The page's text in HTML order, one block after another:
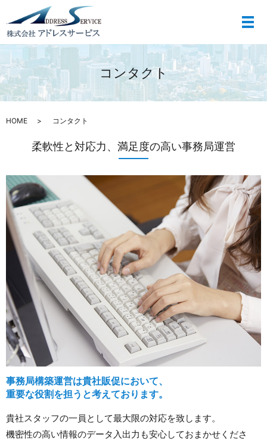
メ
コンタクト
HOME コンタクト
柔軟性と対応力、満足度の高い事務局運営
事務局構築運営は貴社販促において、
重要な役割を担うと考えております。
貴社スタッフの一員として最大限の対応を致します。
機密性の高い情報のデータ入出力も安心しておまかせくださ